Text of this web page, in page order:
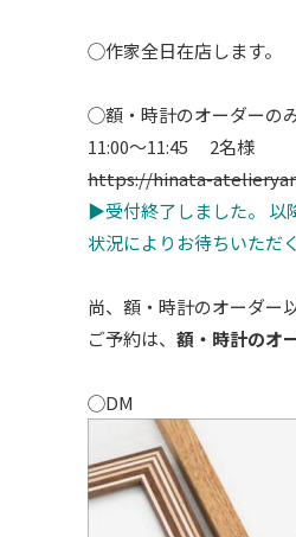
◯作家全日在店します。
◯額・時計のオーダーの
11:00～11:45 2名様
https://hinata-
▶︎受付終了しました。 以
状況によりお待ちいただ
尚、額・時計のオーダー
ご予約は、 額・時計のオ
◯DM